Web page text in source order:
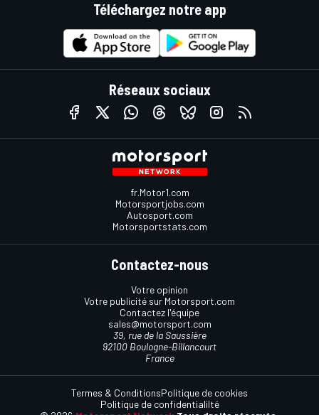
Téléchargez notre app
Réseaux sociaux
fr.Motor1.com
Motorsportjobs.com
Autosport.com
Motorsportstats.com
Contactez-nous
Votre opinion
Votre publicité sur Motorsport.com
Contactez l'équipe
sales@motorsport.com
39, rue de la Saussière
92100 Boulogne-Billancourt
France
Termes & ConditionsPolitique de cookies
Politique de confidentialilté